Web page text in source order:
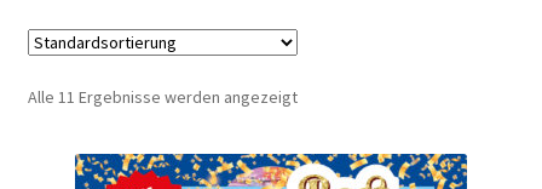
Alle 11 Ergebnisse werden angezeigt